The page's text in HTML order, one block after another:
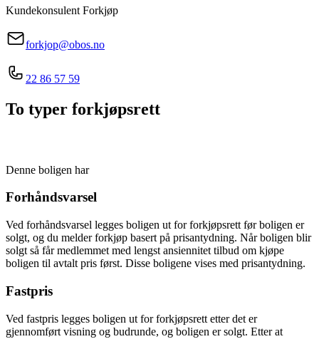
Kundekonsulent Forkjøp
forkjop@obos.no
22 86 57 59
To typer forkjøpsrett
Denne boligen har
Forhåndsvarsel
Ved forhåndsvarsel legges boligen ut for forkjøpsrett før boligen er
solgt, og du melder forkjøp basert på prisantydning. Når boligen blir
solgt så får medlemmet med lengst ansiennitet tilbud om kjøpe
boligen til avtalt pris først. Disse boligene vises med prisantydning.
Fastpris
Ved fastpris legges boligen ut for forkjøpsrett etter det er
gjennomført visning og budrunde, og boligen er solgt. Etter at